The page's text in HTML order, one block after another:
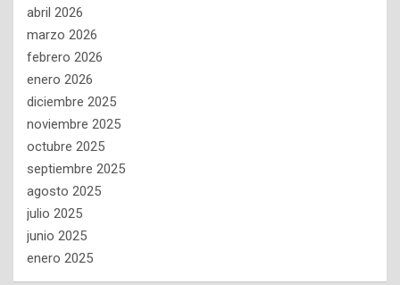
abril 2026
marzo 2026
febrero 2026
enero 2026
diciembre 2025
noviembre 2025
octubre 2025
septiembre 2025
agosto 2025
julio 2025
junio 2025
enero 2025